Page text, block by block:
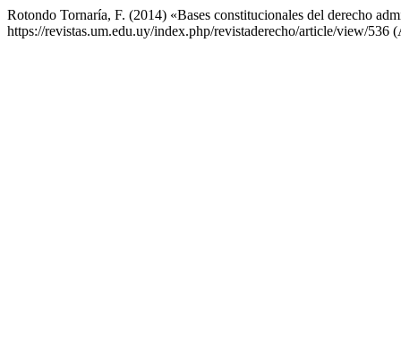
Rotondo Tornaría, F. (2014) «Bases constitucionales del derecho
https://revistas.um.edu.uy/index.php/revistaderecho/article/view/536